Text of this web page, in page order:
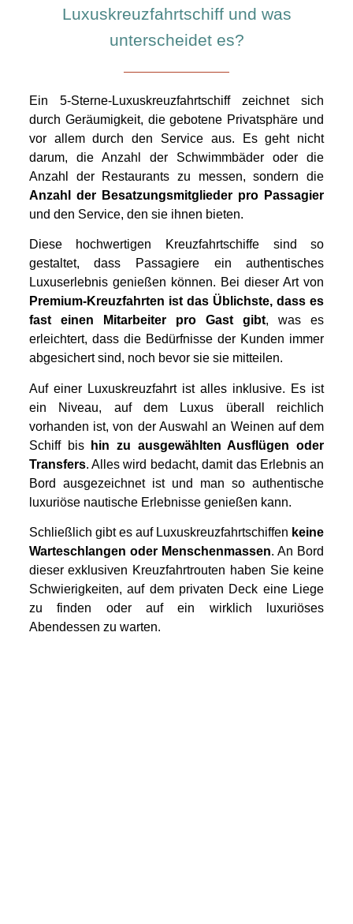
Luxuskreuzfahrtschiff und was
unterscheidet es?
Ein 5-Sterne-Luxuskreuzfahrtschiff zeichnet sich
durch Geräumigkeit, die gebotene Privatsphäre und
vor allem durch den Service aus. Es geht nicht
darum, die Anzahl der Schwimmbäder oder die
Anzahl der Restaurants zu messen, sondern die
Anzahl der Besatzungsmitglieder pro Passagier
und den Service, den sie ihnen bieten.
Diese hochwertigen Kreuzfahrtschiffe sind so
gestaltet, dass Passagiere ein authentisches
Luxuserlebnis genießen können. Bei dieser Art von
Premium-Kreuzfahrten ist das Üblichste, dass es
fast einen Mitarbeiter pro Gast gibt, was es
erleichtert, dass die Bedürfnisse der Kunden immer
abgesichert sind, noch bevor sie sie mitteilen.
Auf einer Luxuskreuzfahrt ist alles inklusive. Es ist
ein Niveau, auf dem Luxus überall reichlich
vorhanden ist, von der Auswahl an Weinen auf dem
Schiff bis
hin zu ausgewählten Ausflügen oder
Transfers. Alles wird bedacht, damit das Erlebnis an
Bord ausgezeichnet ist und man so authentische
luxuriöse nautische Erlebnisse genießen kann.
Schließlich gibt es auf Luxuskreuzfahrtschiffen keine
Warteschlangen oder Menschenmassen. An Bord
dieser exklusiven Kreuzfahrtrouten haben Sie keine
Schwierigkeiten, auf dem privaten Deck eine Liege
zu finden oder auf ein wirklich luxuriöses
Abendessen zu warten.